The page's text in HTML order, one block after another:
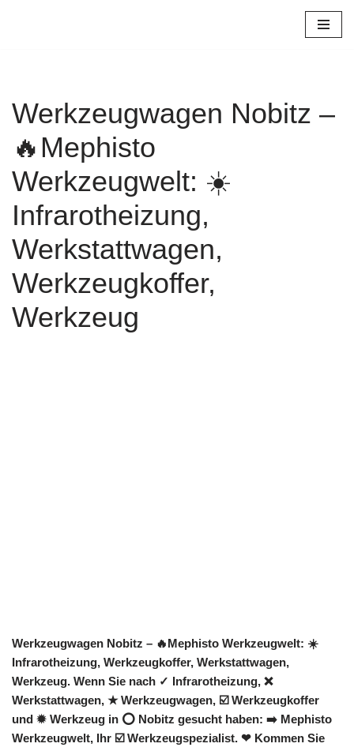
Werkzeugwagen Nobitz –
🔥Mephisto
Werkzeugwelt: ☀️
Infrarotheizung,
Werkstattwagen,
Werkzeugkoffer,
Werkzeug
Werkzeugwagen Nobitz – 🔥Mephisto Werkzeugwelt: ☀️
Infrarotheizung, Werkzeugkoffer, Werkstattwagen,
Werkzeug. Wenn Sie nach ✓ Infrarotheizung, ❌
Werkstattwagen, ★ Werkzeugwagen, ☑️ Werkzeugkoffer
und ✹ Werkzeug in ⭕ Nobitz gesucht haben: ➡️ Mephisto
Werkzeugwelt, Ihr ☑️ Werkzeugspezialist. ❤ Kommen Sie